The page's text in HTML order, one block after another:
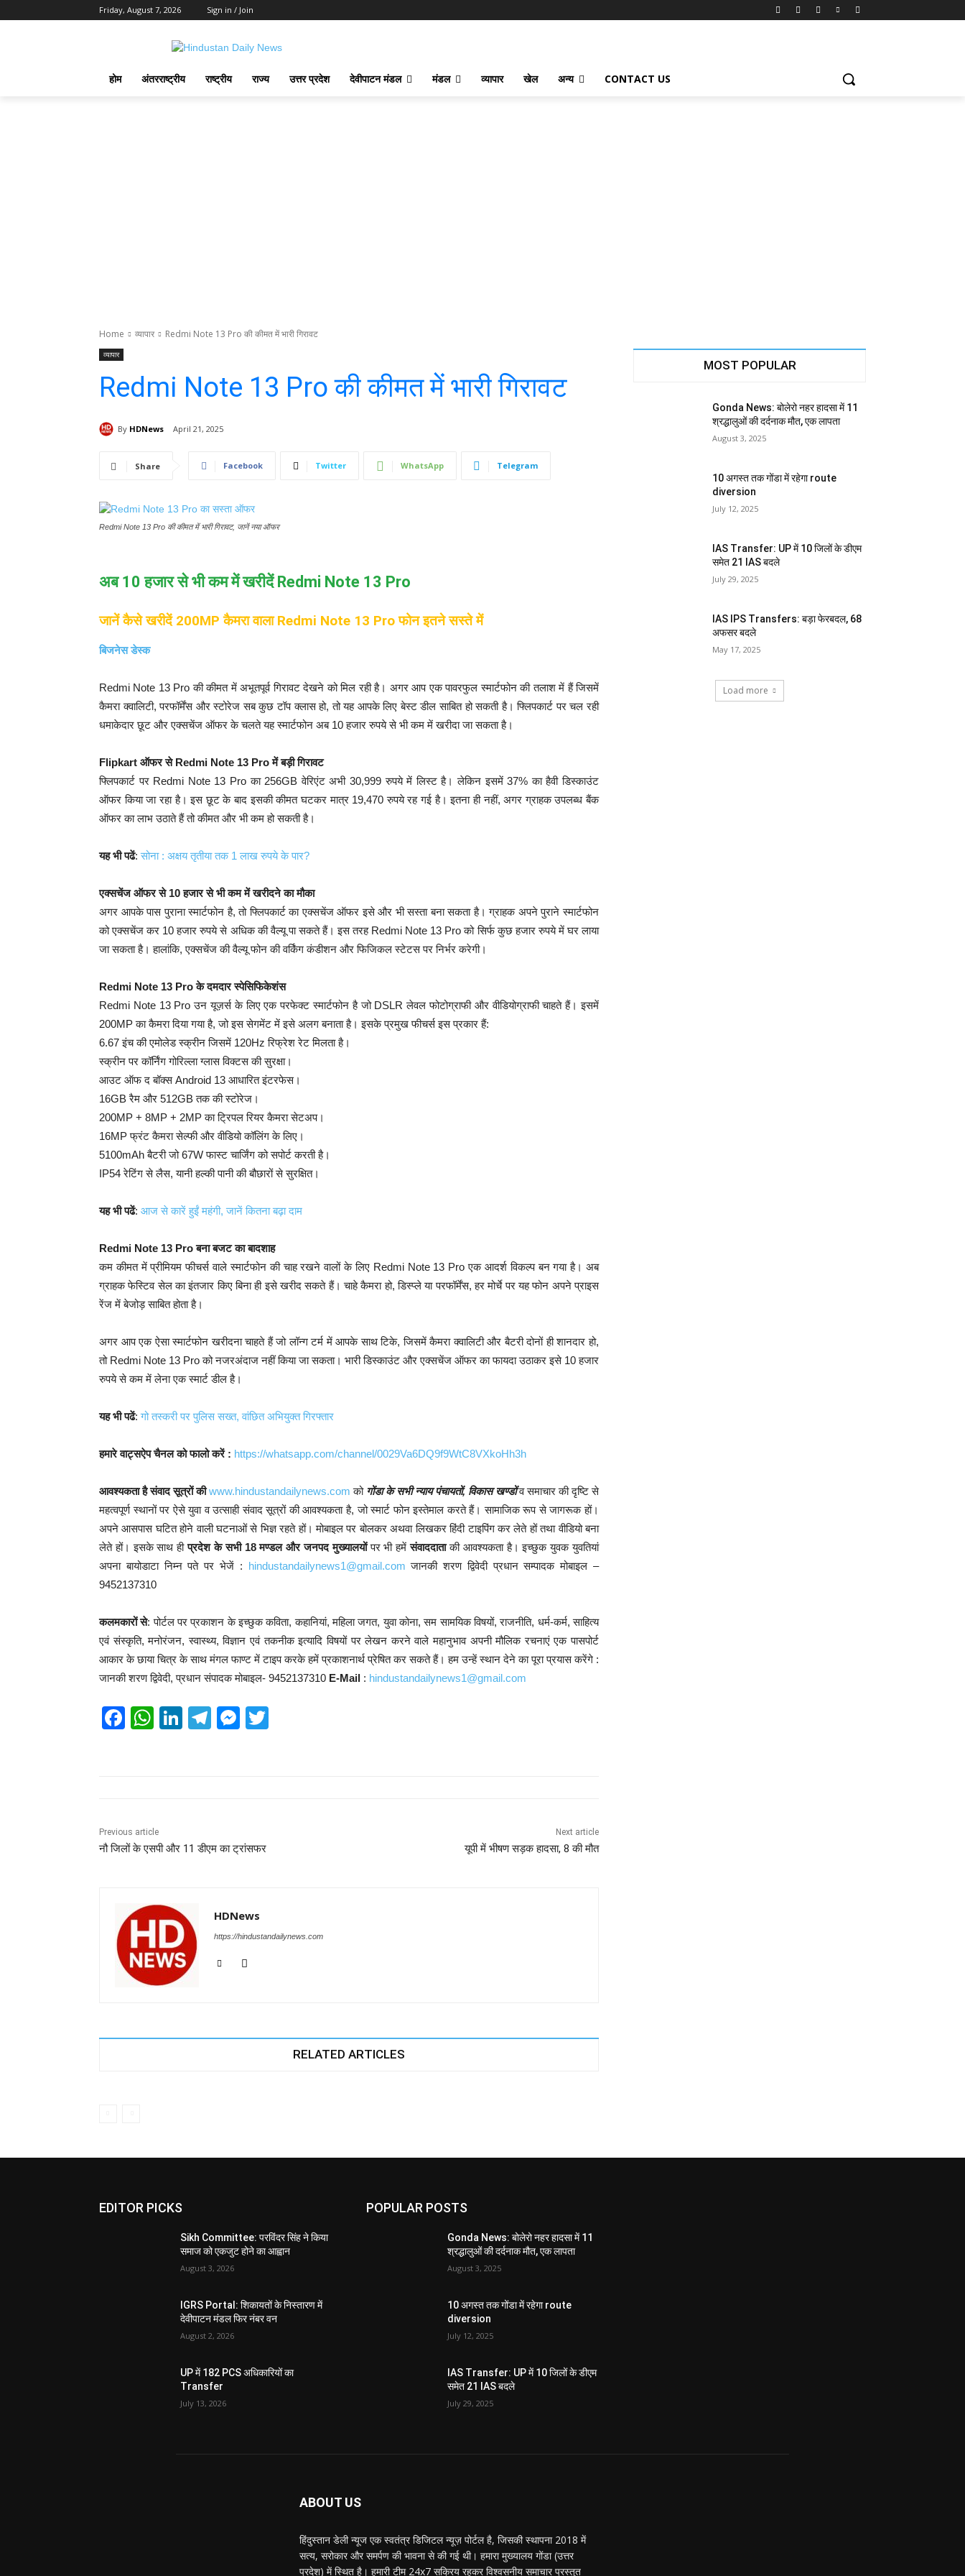
Friday, August 7, 2026 Sign in / Join
होम अंतरराष्ट्रीय राष्ट्रीय राज्य उत्तर प्रदेश देवीपाटन मंडल मंडल व्यापार खेल अन्य CONTACT US
Home व्यापार Redmi Note 13 Pro की कीमत में भारी गिरावट
व्यापार
Redmi Note 13 Pro की कीमत में भारी गिरावट
By HDNews April 21, 2025
Share Facebook Twitter WhatsApp Telegram
Redmi Note 13 Pro की कीमत में भारी गिरावट, जानें नया ऑफर
अब 10 हजार से भी कम में खरीदें Redmi Note 13 Pro
जानें कैसे खरीदें 200MP कैमरा वाला Redmi Note 13 Pro फोन इतने सस्ते में
बिजनेस डेस्क
Redmi Note 13 Pro की कीमत में अभूतपूर्व गिरावट देखने को मिल रही है। अगर आप एक पावरफुल स्मार्टफोन की तलाश में हैं जिसमें
कैमरा क्वालिटी, परफॉर्मेंस और स्टोरेज सब कुछ टॉप क्लास हो, तो यह आपके लिए बेस्ट डील साबित हो सकती है। फ्लिपकार्ट पर चल रही
धमाकेदार छूट और एक्सचेंज ऑफर के चलते यह स्मार्टफोन अब 10 हजार रुपये से भी कम में खरीदा जा सकता है।
Flipkart ऑफर से Redmi Note 13 Pro में बड़ी गिरावट
फ्लिपकार्ट पर Redmi Note 13 Pro का 256GB वेरिएंट अभी 30,999 रुपये में लिस्ट है। लेकिन इसमें 37% का हैवी डिस्काउंट
ऑफर किया जा रहा है। इस छूट के बाद इसकी कीमत घटकर मात्र 19,470 रुपये रह गई है। इतना ही नहीं, अगर ग्राहक उपलब्ध बैंक
ऑफर का लाभ उठाते हैं तो कीमत और भी कम हो सकती है।
यह भी पढें:सोना : अक्षय तृतीया तक 1 लाख रुपये के पार?
एक्सचेंज ऑफर से 10 हजार से भी कम में खरीदने का मौका
अगर आपके पास पुराना स्मार्टफोन है, तो फ्लिपकार्ट का एक्सचेंज ऑफर इसे और भी सस्ता बना सकता है। ग्राहक अपने पुराने स्मार्टफोन
को एक्सचेंज कर 10 हजार रुपये से अधिक की वैल्यू पा सकते हैं। इस तरह Redmi Note 13 Pro को सिर्फ कुछ हजार रुपये में घर लाया
जा सकता है। हालांकि, एक्सचेंज की वैल्यू फोन की वर्किंग कंडीशन और फिजिकल स्टेटस पर निर्भर करेगी।
Redmi Note 13 Pro के दमदार स्पेसिफिकेशंस
Redmi Note 13 Pro उन यूज़र्स के लिए एक परफेक्ट स्मार्टफोन है जो DSLR लेवल फोटोग्राफी और वीडियोग्राफी चाहते हैं। इसमें
200MP का कैमरा दिया गया है, जो इस सेगमेंट में इसे अलग बनाता है। इसके प्रमुख फीचर्स इस प्रकार हैं:
6.67 इंच की एमोलेड स्क्रीन जिसमें 120Hz रिफ्रेश रेट मिलता है।
स्क्रीन पर कॉर्निंग गोरिल्ला ग्लास विक्टस की सुरक्षा।
आउट ऑफ द बॉक्स Android 13 आधारित इंटरफेस।
16GB रैम और 512GB तक की स्टोरेज।
200MP + 8MP + 2MP का ट्रिपल रियर कैमरा सेटअप।
16MP फ्रंट कैमरा सेल्फी और वीडियो कॉलिंग के लिए।
5100mAh बैटरी जो 67W फास्ट चार्जिंग को सपोर्ट करती है।
IP54 रेटिंग से लैस, यानी हल्की पानी की बौछारों से सुरक्षित।
यह भी पढें: आज से कारें हुईं महंगी, जानें कितना बढ़ा दाम
Redmi Note 13 Pro बना बजट का बादशाह
कम कीमत में प्रीमियम फीचर्स वाले स्मार्टफोन की चाह रखने वालों के लिए Redmi Note 13 Pro एक आदर्श विकल्प बन गया है। अब
ग्राहक फेस्टिव सेल का इंतजार किए बिना ही इसे खरीद सकते हैं। चाहे कैमरा हो, डिस्प्ले या परफॉर्मेंस, हर मोर्चे पर यह फोन अपने प्राइस
रेंज में बेजोड़ साबित होता है।
अगर आप एक ऐसा स्मार्टफोन खरीदना चाहते हैं जो लॉन्ग टर्म में आपके साथ टिके, जिसमें कैमरा क्वालिटी और बैटरी दोनों ही शानदार हो,
तो Redmi Note 13 Pro को नजरअंदाज नहीं किया जा सकता। भारी डिस्काउंट और एक्सचेंज ऑफर का फायदा उठाकर इसे 10 हजार
रुपये से कम में लेना एक स्मार्ट डील है।
यह भी पढें:गो तस्करी पर पुलिस सख्त, वांछित अभियुक्त गिरफ्तार
हमारे वाट्सऐप चैनल को फालो करें : https://whatsapp.com/channel/0029Va6DQ9f9WtC8VXkoHh3h
आवश्यकता है संवाद सूत्रों की www.hindustandailynews.com को गोंडा के सभी न्याय पंचायतों, विकास खण्डों व समाचार की दृष्टि से
महत्वपूर्ण स्थानों पर ऐसे युवा व उत्साही संवाद सूत्रों की आवश्यकता है, जो स्मार्ट फोन इस्तेमाल करते हैं। सामाजिक रूप से जागरूक हों।
अपने आसपास घटित होने वाली घटनाओं से भिज्ञ रहते हों। मोबाइल पर बोलकर अथवा लिखकर हिंदी टाइपिंग कर लेते हों तथा वीडियो बना
लेते हों। इसके साथ हीप्रदेश के सभी 18 मण्डल और जनपद मुख्यालयोंपर भी हमेंसंवाददाताकी आवश्यकता है। इच्छुक युवक युवतियां
अपना बायोडाटा निम्न पते पर भेजें : hindustandailynews1@gmail.com जानकी शरण द्विवेदी प्रधान सम्पादक मोबाइल –
9452137310
कलमकारों से: पोर्टल पर प्रकाशन के इच्छुक कविता, कहानियां, महिला जगत, युवा कोना, सम सामयिक विषयों, राजनीति, धर्म-कर्म, साहित्य
एवं संस्कृति, मनोरंजन, स्वास्थ्य, विज्ञान एवं तकनीक इत्यादि विषयों पर लेखन करने वाले महानुभाव अपनी मौलिक रचनाएं एक पासपोर्ट
आकार के छाया चित्र के साथ मंगल फाण्ट में टाइप करके हमें प्रकाशनार्थ प्रेषित कर सकते हैं। हम उन्हें स्थान देने का पूरा प्रयास करेंगे :
जानकी शरण द्विवेदी, प्रधान संपादक मोबाइल- 9452137310 E-Mail : hindustandailynews1@gmail.com
F
o
o
W
p
p
Li
T
M
er
Previous article
नौ जिलों के एसपी और 11 डीएम का ट्रांसफर
Next article
यूपी में भीषण सड़क हादसा, 8 की मौत
HDNews
https://hindustandailynews.com
RELATED ARTICLES
MOST POPULAR
Gonda News: बोलेरो नहर हादसा में 11
श्रद्धालुओं की दर्दनाक मौत, एक लापता
August 3, 2025
10 अगस्त तक गोंडा में रहेगा route
diversion
July 12, 2025
IAS Transfer: UP में 10 जिलों के डीएम
समेत 21 IAS बदले
July 29, 2025
IAS IPS Transfers: बड़ा फेरबदल, 68
अफसर बदले
May 17, 2025
Load more
EDITOR PICKS
Sikh Committee: परविंदर सिंह ने किया
समाज को एकजुट होने का आह्वान
August 3, 2026
IGRS Portal: शिकायतों के निस्तारण में
देवीपाटन मंडल फिर नंबर वन
August 2, 2026
UP में 182 PCS अधिकारियों का
Transfer
July 13, 2026
POPULAR POSTS
Gonda News: बोलेरो नहर हादसा में 11
श्रद्धालुओं की दर्दनाक मौत, एक लापता
August 3, 2025
10 अगस्त तक गोंडा में रहेगा route
diversion
July 12, 2025
IAS Transfer: UP में 10 जिलों के डीएम
समेत 21 IAS बदले
July 29, 2025
ABOUT US
हिंदुस्तान डेली न्यूज एक स्वतंत्र डिजिटल न्यूज़ पोर्टल है, जिसकी स्थापना 2018 में
सत्य, सरोकार और समर्पण की भावना से की गई थी। हमारा मुख्यालय गोंडा (उत्तर
प्रदेश) में स्थित है। हमारी टीम 24x7 सक्रिय रहकर विश्वसनीय समाचार प्रस्तुत